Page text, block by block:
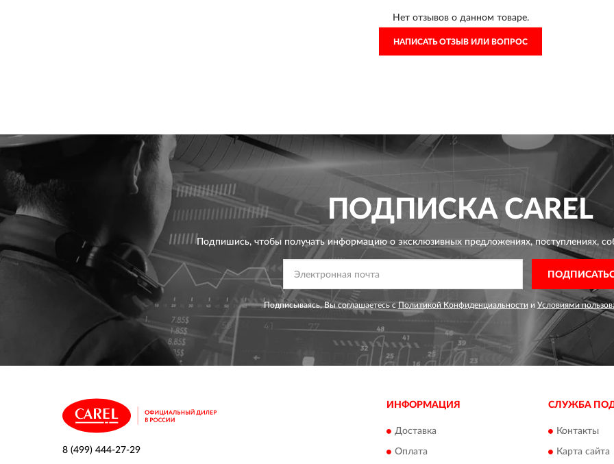
Нет отзывов о данном товаре.
НАПИСАТЬ ОТЗЫВ ИЛИ ВОПРОС
ПОДПИСКАCAREL
Подпишись, чтобы получать информацию о эксклюзивных предложениях,поступлениях,
Подписываясь, Вы соглашаетесь сПолитикой Конфиденциальности и Условиями
8 (499) 444-27-29
ИНФОРМАЦИЯ
Доставка
Оплата
СЛУЖБА
Контакты
Карта сайта